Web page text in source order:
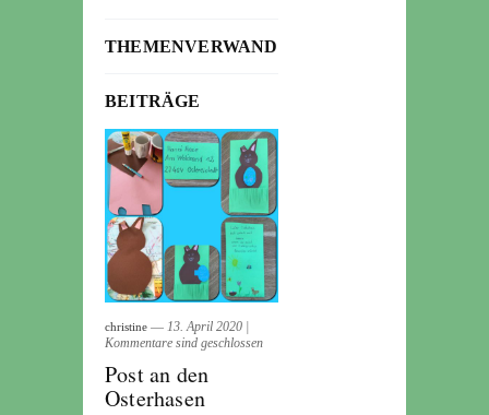
THEMENVERWANDTE
BEITRÄGE
christine ― 13. April 2020
Kommentare sind geschlossen
Post an den
Osterhasen